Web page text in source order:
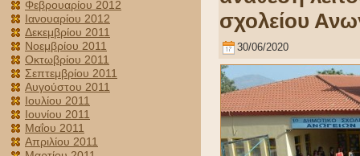
Φεβρουαρίου 2012
Ιανουαρίου 2012
Δεκεμβρίου 2011
Νοεμβρίου 2011
Οκτωβρίου 2011
Σεπτεμβρίου 2011
Αυγούστου 2011
Ιουλίου 2011
Ιουνίου 2011
Μαΐου 2011
Απριλίου 2011
σχολείου
30/06/2020